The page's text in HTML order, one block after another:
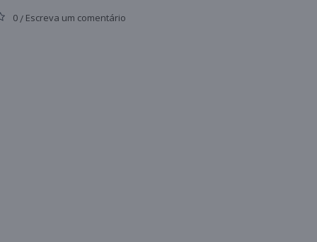
0 / Escreva um comentário